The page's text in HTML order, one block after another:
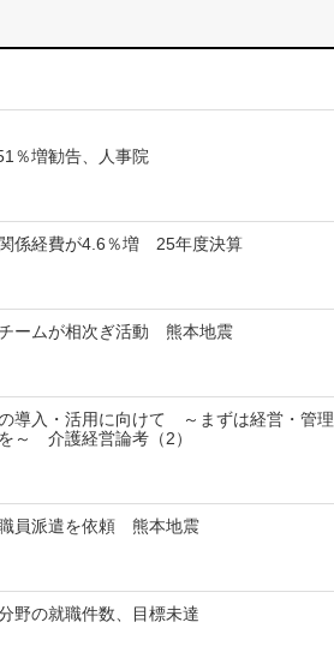
％増勧告、人事院
係経費が4.6％増 25年度決算
ームが相次ぎ活動 熊本地震
導入・活用に向けて ～まずは経営・管理
～ 介護経営論考（2）
員派遣を依頼 熊本地震
野の就職件数、目標未達